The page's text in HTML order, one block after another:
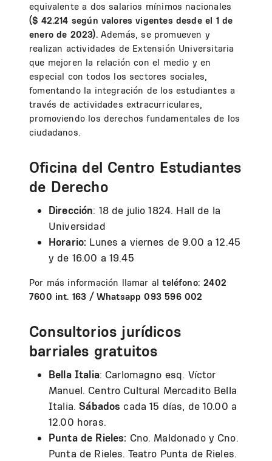
equivalente a dos salarios mínimos nacionales
($ 42.214 según valores vigentes desde el 1 de
enero de 2023). Además, se promueven y
realizan actividades de Extensión Universitaria
que mejoren la relación con el medio y en
especial con todos los sectores sociales,
fomentando la integración de los estudiantes a
través de actividades extracurriculares,
promoviendo los derechos fundamentales de los
ciudadanos.
Oficina del Centro Estudiantes
de Derecho
Dirección: 18 de julio 1824. Hall de la
Universidad
Horario: Lunes a viernes de 9.00 a 12.45
y de 16.00 a 19.45
Por más información llamar alteléfono: 2402
7600 int. 163 / Whatsapp 093 596 002
Consultorios jurídicos
barriales gratuitos
Bella Italia: Carlomagno esq. Víctor
Manuel. Centro Cultural Mercadito Bella
Italia.Sábadoscada 15 días, de 10.00 a
12.00 horas.
Punta de Rieles: Cno. Maldonado y Cno.
Punta de Rieles. Teatro Punta de Rieles.